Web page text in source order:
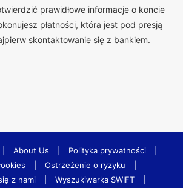
prawidłowe informacje o koncie
płatności, która jest pod presją
skontaktowanie się z bankiem.
About Us Polityka prywatności
Ostrzeżenie o ryzyku
z nami
Wyszukiwarka SWIFT